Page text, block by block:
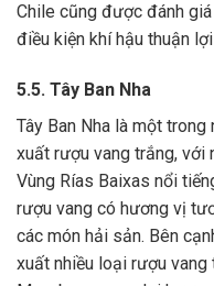
Chile cũng được đánh
điều kiện khí hậu thuận
5.5. Tây Ban Nha
Tây Ban Nha là một
xuất rượu vang trắng, với
Vùng Rías Baixas nổi
rượu vang có hương vị
các món hải sản. Bên
xuất nhiều loại rượu